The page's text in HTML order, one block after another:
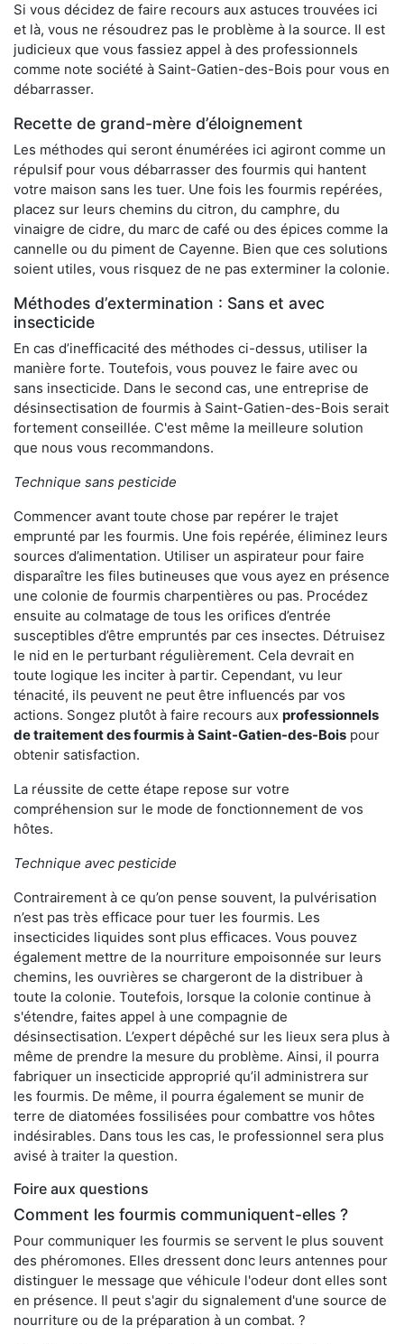
Si vous décidez de faire recours aux astuces trouvées ici
et là, vous ne résoudrez pas le problème à la source. Il est
judicieux que vous fassiez appel à des professionnels
comme note société à Saint-Gatien-des-Bois pour vous en
débarrasser.
Recette de grand-mère d’éloignement
Les méthodes qui seront énumérées ici agiront comme un
répulsif pour vous débarrasser des fourmis qui hantent
votre maison sans les tuer. Une fois les fourmis repérées,
placez sur leurs chemins du citron, du camphre, du
vinaigre de cidre, du marc de café ou des épices comme la
cannelle ou du piment de Cayenne. Bien que ces solutions
soient utiles, vous risquez de ne pas exterminer la colonie.
Méthodes d’extermination : Sans et avec
insecticide
En cas d’inefficacité des méthodes ci-dessus, utiliser la
manière forte. Toutefois, vous pouvez le faire avec ou
sans insecticide. Dans le second cas, une entreprise de
désinsectisation de fourmis à Saint-Gatien-des-Bois serait
fortement conseillée. C'est même la meilleure solution
que nous vous recommandons.
Technique sans pesticide
Commencer avant toute chose par repérer le trajet
emprunté par les fourmis. Une fois repérée, éliminez leurs
sources d’alimentation. Utiliser un aspirateur pour faire
disparaître les files butineuses que vous ayez en présence
une colonie de fourmis charpentières ou pas. Procédez
ensuite au colmatage de tous les orifices d’entrée
susceptibles d’être empruntés par ces insectes. Détruisez
le nid en le perturbant régulièrement. Cela devrait en
toute logique les inciter à partir. Cependant, vu leur
ténacité, ils peuvent ne peut être influencés par vos
actions. Songez plutôt à faire recours aux professionnels
de traitement des fourmis à Saint-Gatien-des-Bois pour
obtenir satisfaction.
La réussite de cette étape repose sur votre
compréhension sur le mode de fonctionnement de vos
hôtes.
Technique avec pesticide
Contrairement à ce qu’on pense souvent, la pulvérisation
n’est pas très efficace pour tuer les fourmis. Les
insecticides liquides sont plus efficaces. Vous pouvez
également mettre de la nourriture empoisonnée sur leurs
chemins, les ouvrières se chargeront de la distribuer à
toute la colonie. Toutefois, lorsque la colonie continue à
s'étendre, faites appel à une compagnie de
désinsectisation. L’expert dépêché sur les lieux sera plus à
même de prendre la mesure du problème. Ainsi, il pourra
fabriquer un insecticide approprié qu’il administrera sur
les fourmis. De même, il pourra également se munir de
terre de diatomées fossilisées pour combattre vos hôtes
indésirables. Dans tous les cas, le professionnel sera plus
avisé à traiter la question.
Foire aux questions
Comment les fourmis communiquent-elles ?
Pour communiquer les fourmis se servent le plus souvent
des phéromones. Elles dressent donc leurs antennes pour
distinguer le message que véhicule l'odeur dont elles sont
en présence. Il peut s'agir du signalement d'une source de
nourriture ou de la préparation à un combat. ?